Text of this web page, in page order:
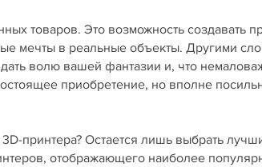
товаров. Это возможность создавать
мечты в реальные объекты. Другими
волю вашей фантазии и, что
приобретение, но вполне
принтера? Остается лишь выбрать
отображающего наиболее